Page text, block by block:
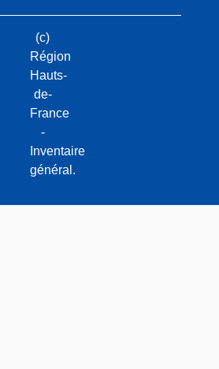
(c)
Région
Hauts-
de-
France
-
Inventaire
général.